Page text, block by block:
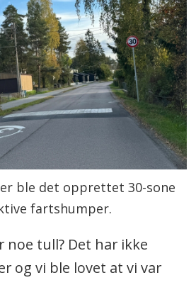
ble det opprettet 30-sone
fartshumper.
noe tull? Det har ikke
og vi ble lovet at vi var